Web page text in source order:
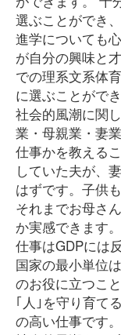
選ぶことができ
進学についても
が自分の興味と
での理系文系体
に選ぶことがで
社会的風潮に関
業・母親業・妻
仕事かを教える
していた夫が、
はずです。子供
それまでお母さ
か実感できます
仕事はGDPには
国家の最小単位
のお役に立つこ
｢人｣を守り育て
の高い仕事です